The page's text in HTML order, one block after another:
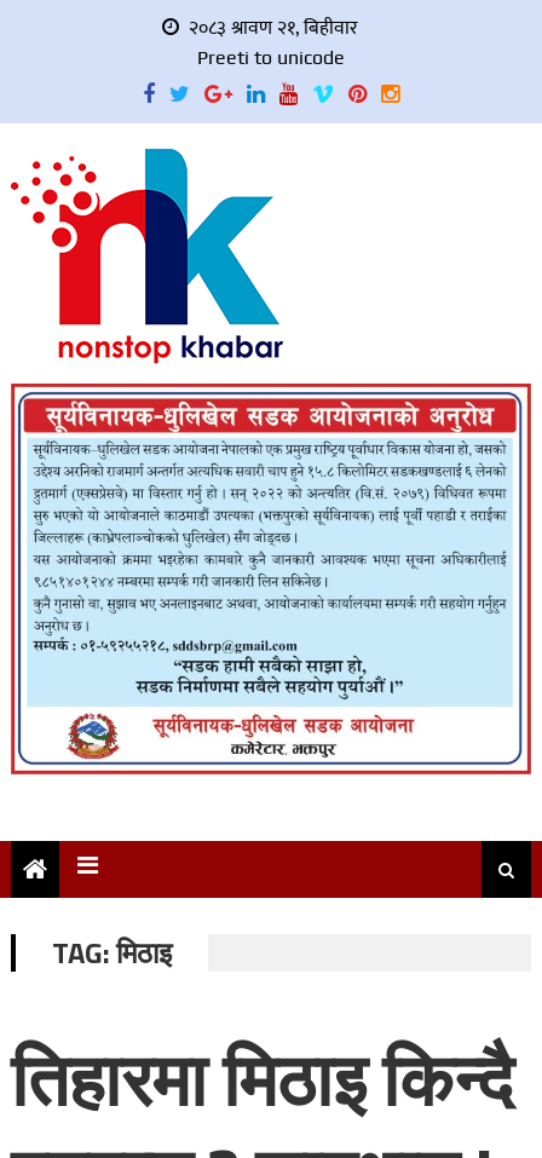
२०८३ श्रावण २१, बिहीवार
Preeti to unicode
TAG:मिठाइ
तिहारमा मिठाइ किन्दै